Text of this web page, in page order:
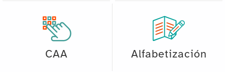
CAA Alfabetización